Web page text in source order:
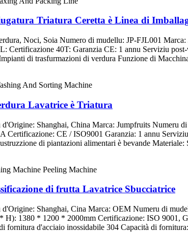
Triatura Ceretta è Linea di
Noci, Soia Numero di mudellu: JP-FJL001
40T: Garanzia CE: 1 annu Serviziu
di trasfurmazioni di verdura Funzione di
Lavatrice è Triatura
Shanghai, China Marca: Jumpfruits Numeru
CE / ISO9001 Garanzia: 1 annu
di piantazioni alimentari è bevande Materiale:
di frutta Lavatrice Sbucciatrice
Shanghai, Cina Marca: OEM Numeru di
1380 * 1200 * 2000mm Certificazione: ISO 9001,
fornitura d'acciaio inossidabile 304 Capacità di